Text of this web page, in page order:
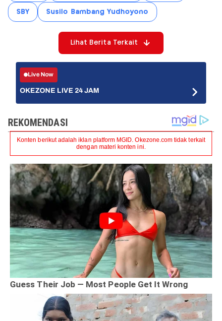
SBY Susilo Bambang Yudhoyono
Lihat Berita Terkait
Live Now
OKEZONE LIVE 24 JAM